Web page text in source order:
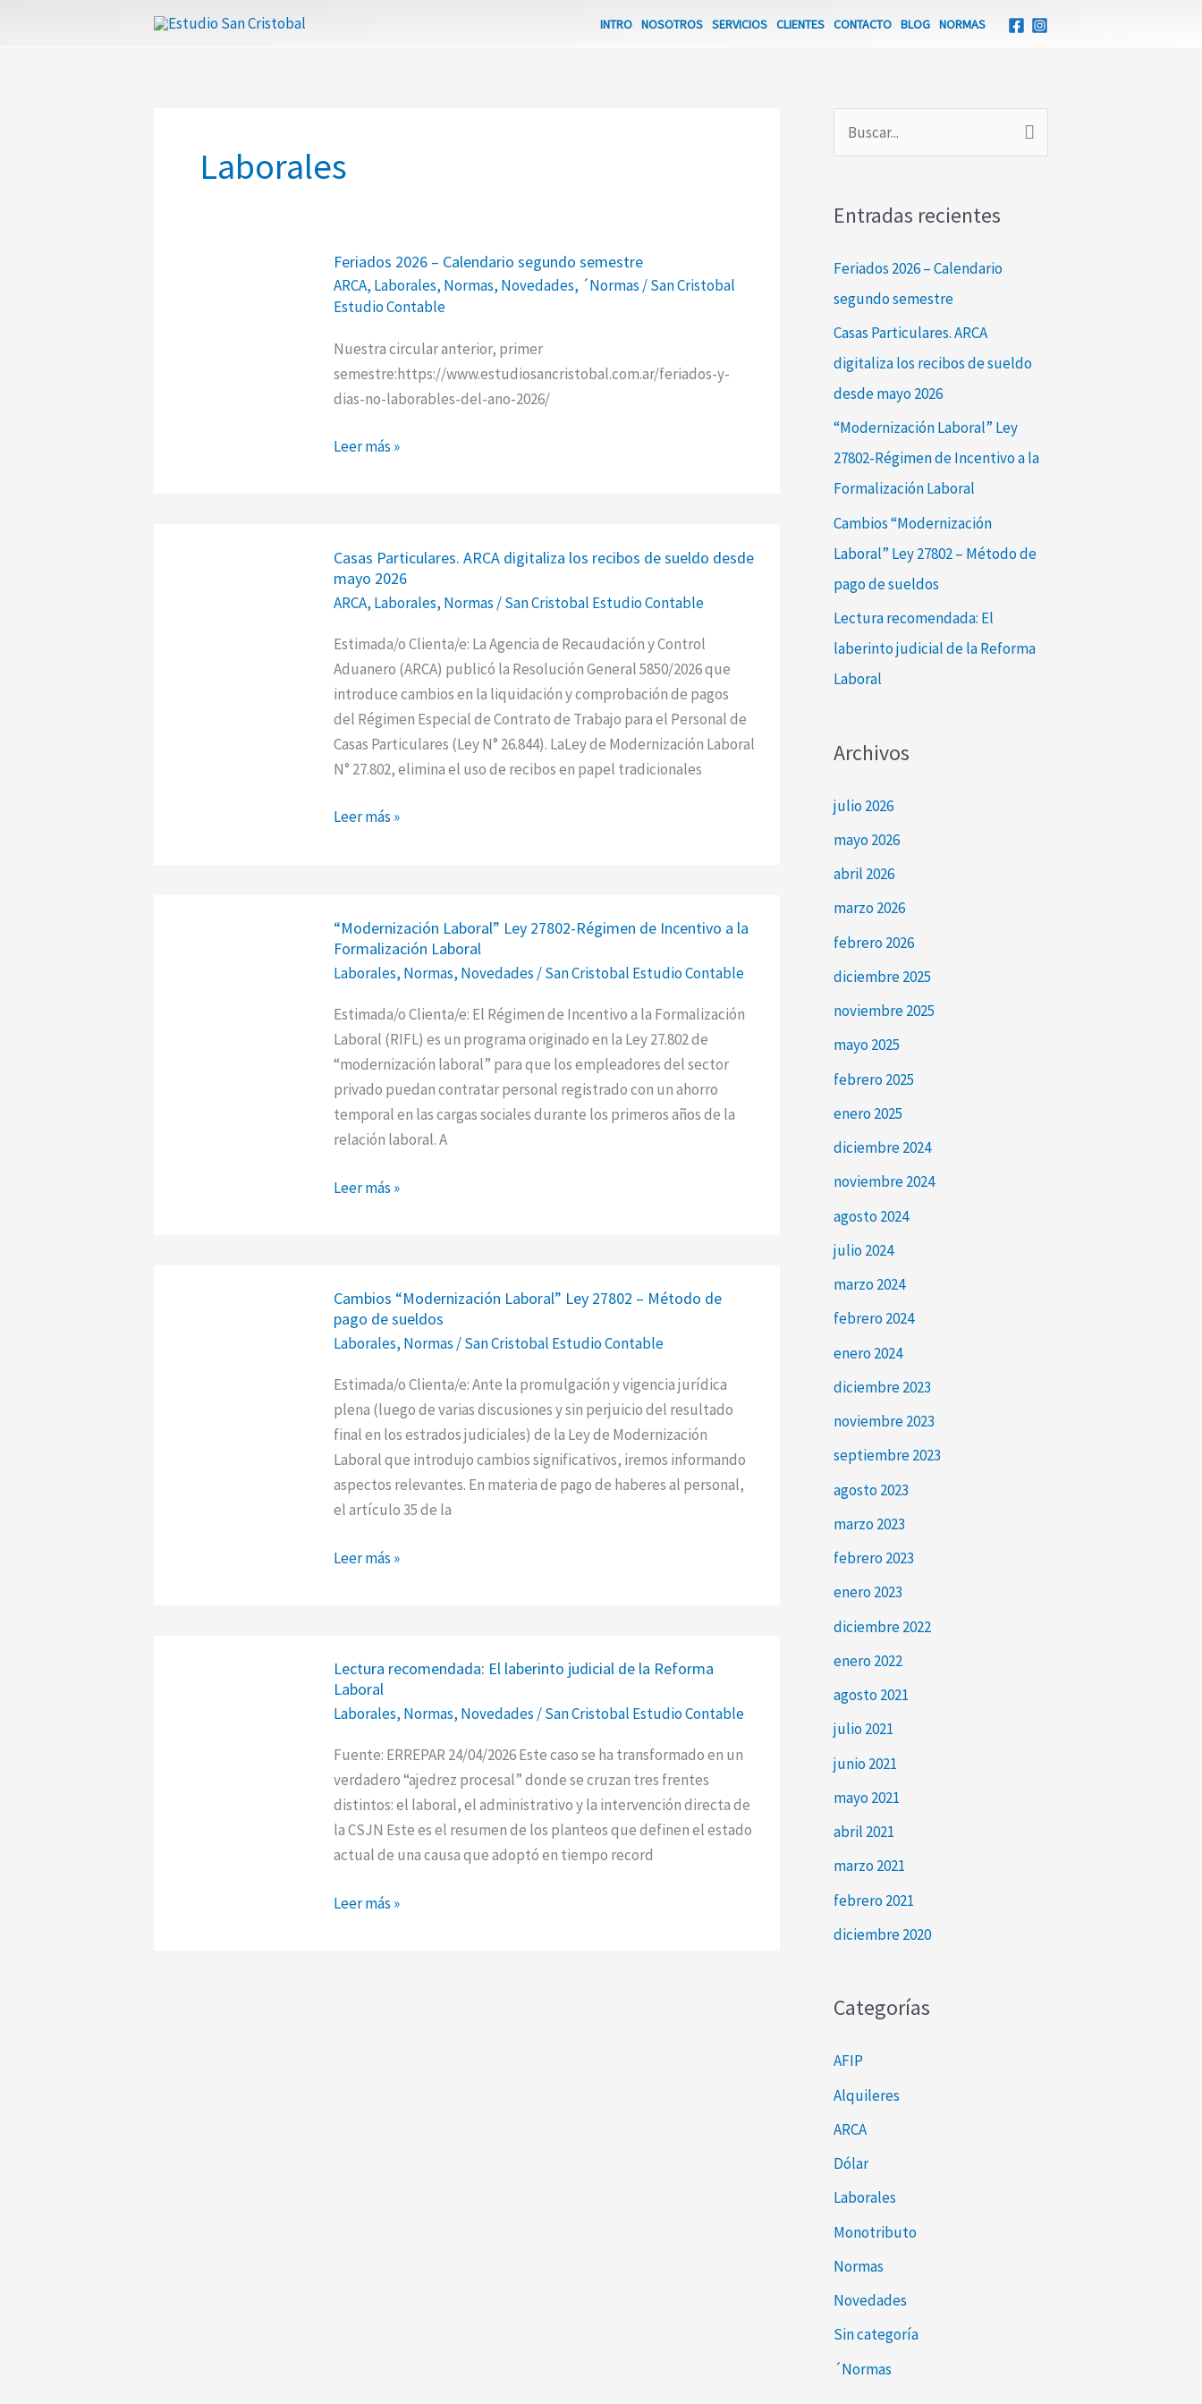
INTRO NOSOTROS SERVICIOS CLIENTES CONTACTO BLOG NORMAS
Laborales
Feriados 2026 – Calendario segundo semestre
ARCA, Laborales, Normas, Novedades, ´Normas/San Cristobal
Estudio Contable
Nuestra circular anterior, primer
semestre:https://www.estudiosancristobal.com.ar/feriados-y-
dias-no-laborables-del-ano-2026/
2026
–
Calendario
segundo
semestre
Leer más »
Casas Particulares. ARCA digitaliza los recibos de sueldo desde
mayo 2026
ARCA, Laborales, Normas /San Cristobal Estudio Contable
Estimada/o Clienta/e: La Agencia de Recaudación y Control
Aduanero (ARCA) publicó la Resolución General 5850/2026 que
introduce cambios en la liquidación y comprobación de pagos
del Régimen Especial de Contrato de Trabajo para el Personal de
Casas Particulares (Ley N° 26.844). LaLey de Modernización Laboral
N° 27.802, elimina el uso de recibos en papel tradicionales
Particulares.
ARCA
digitaliza
los
recibos
de
sueldo
desde
mayo
Leer más »
“Modernización Laboral” Ley 27802-Régimen de Incentivo a la
Formalización Laboral
Laborales, Normas, Novedades /San Cristobal Estudio Contable
Estimada/o Clienta/e: El Régimen de Incentivo a la Formalización
Laboral (RIFL) es un programa originado en la Ley 27.802 de
“modernización laboral” para que los empleadores del sector
privado puedan contratar personal registrado con un ahorro
temporal en las cargas sociales durante los primeros años de la
relación laboral. A
Laboral”
Ley
27802-
Régimen
de
Incentivo
a
la
Formalización
Leer más »
Cambios “Modernización Laboral” Ley 27802 – Método de
pago de sueldos
Laborales, Normas /San Cristobal Estudio Contable
Estimada/o Clienta/e: Ante la promulgación y vigencia jurídica
plena (luego de varias discusiones y sin perjuicio del resultado
final en los estrados judiciales) de la Ley de Modernización
Laboral que introdujo cambios significativos, iremos informando
aspectos relevantes. En materia de pago de haberes al personal,
el artículo 35 de la
“Modernización
Laboral”
Ley
27802
–
Método
de
pago
de
Leer más »
Lectura recomendada: El laberinto judicial de la Reforma
Laboral
Laborales, Normas, Novedades /San Cristobal Estudio Contable
Fuente: ERREPAR 24/04/2026 Este caso se ha transformado en un
verdadero “ajedrez procesal” donde se cruzan tres frentes
distintos: el laboral, el administrativo y la intervención directa de
la CSJN Este es el resumen de los planteos que definen el estado
actual de una causa que adoptó en tiempo record
recomendada:
El
laberinto
judicial
de
la
Reforma
Laboral
Leer más »
c
a
Entradas recientes
Feriados 2026 – Calendario
segundo semestre
Casas Particulares. ARCA
digitaliza los recibos de sueldo
desde mayo 2026
“Modernización Laboral” Ley
27802-Régimen de Incentivo a la
Formalización Laboral
Cambios “Modernización
Laboral” Ley 27802 – Método de
pago de sueldos
Lectura recomendada: El
laberinto judicial de la Reforma
Laboral
Archivos
julio 2026
mayo 2026
abril 2026
marzo 2026
febrero 2026
diciembre 2025
noviembre 2025
mayo 2025
febrero 2025
enero 2025
diciembre 2024
noviembre 2024
agosto 2024
julio 2024
marzo 2024
febrero 2024
enero 2024
diciembre 2023
noviembre 2023
septiembre 2023
agosto 2023
marzo 2023
febrero 2023
enero 2023
diciembre 2022
enero 2022
agosto 2021
julio 2021
junio 2021
mayo 2021
abril 2021
marzo 2021
febrero 2021
diciembre 2020
Categorías
AFIP
Alquileres
ARCA
Dólar
Laborales
Monotributo
Normas
Novedades
Sin categoría
´Normas